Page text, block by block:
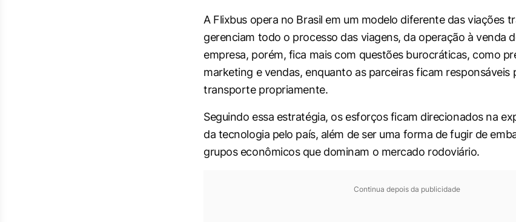
A Flixbus opera no Brasil em um modelo diferente das viações
gerenciam todo o processo das viagens, da operação à venda
empresa, porém, fica mais com questões burocráticas, como
marketing e vendas, enquanto as parceiras ficam responsáveis
transporte propriamente.
Seguindo essa estratégia, os esforços ficam direcionados na
da tecnologia pelo país, além de ser uma forma de fugir de
grupos econômicos que dominam o mercado rodoviário.
Continua depois da publicidade